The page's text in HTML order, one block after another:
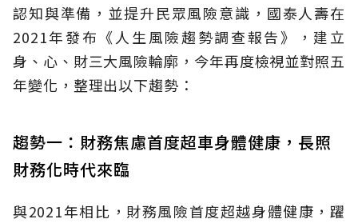
認知與準備，並提升民眾風險意識，國泰人壽在
2021年發布《人生風險趨勢調查報告》，建立
身、心、財三大風險輪廓，今年再度檢視並對照五
年變化，整理出以下趨勢：
趨勢一：財務焦慮首度超車身體健康，長照
財務化時代來臨
與2021年相比，財務風險首度超越身體健康，躍